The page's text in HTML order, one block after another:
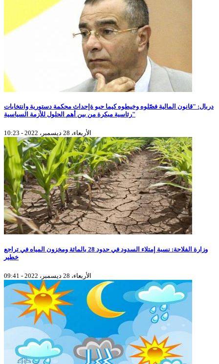
دربال: "قانون المالية فصّلوه وخيطوه كيما حبو ةإحداث محكمة دستورية وانتخابات
رئاسية مبكرة من بين أهم الحلول للأزمة السياسية"
الأربعاء، 28 ديسمبر، 2022 - 10:23
وزارة الفلاحة: نسبة إمتلاء السدود في حدود 28 بالمائة ومخزون المياه في تراجع
خطير
الأربعاء، 28 ديسمبر، 2022 - 09:41